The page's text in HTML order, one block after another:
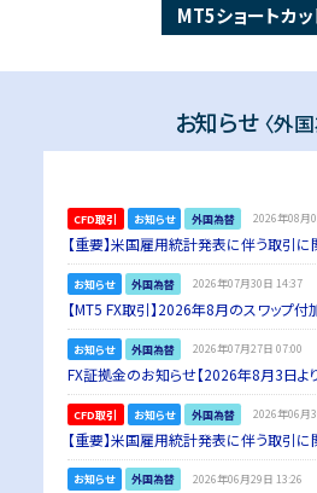
MT5ショートカ
お知らせ 〈外
CFD取引 お知らせ 外国為替 2026年08月
【重要】米国雇用統計発表に伴う取引
お知らせ 外国為替 2026年07月30日 14:37
【MT5 FX取引】2026年8月のスワップ
お知らせ 外国為替 2026年07月27日 07:00
FX証拠金のお知らせ【2026年8月3日よ
CFD取引 お知らせ 外国為替 2026年06月
【重要】米国雇用統計発表に伴う取引
お知らせ 外国為替 2026年06月29日 13:26